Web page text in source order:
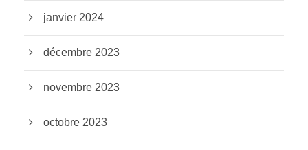
janvier 2024
décembre 2023
novembre 2023
octobre 2023